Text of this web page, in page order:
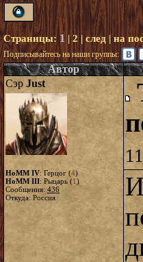
Страницы: 1 |2 | след|на
Подписывайтесь на наши группы:
Автор
Сэр Just
HoMM IV: Герцог (4)
HoMM III: Рыцарь (1)
Сообщения:436
Откуда: Россия